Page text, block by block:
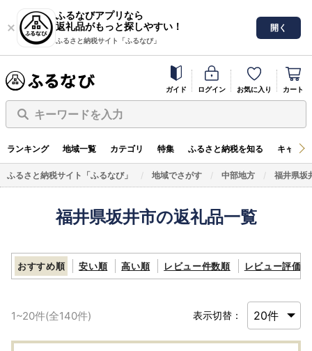
ふるなびアプリなら
返礼品がもっと探しやすい！
ふるさと納税サイト「ふるなび」
開く
ガイド ログイン お気に入り カート
キーワードを入力
ランキング 地域一覧 カテゴリ 特集 ふるさと納税を知る キャン
ふるさと納税サイト「ふるなび」 地域でさがす 中部地方 福井県坂
福井県坂井市の返礼品一覧
おすすめ順 安い順 高い順 レビュー件数順 レビュー評価順
1~20件(全140件) 表示切替：